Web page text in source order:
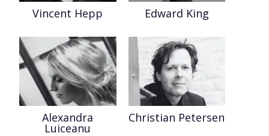
Vincent Hepp Edward King
Alexandra
Luiceanu
Christian Petersen